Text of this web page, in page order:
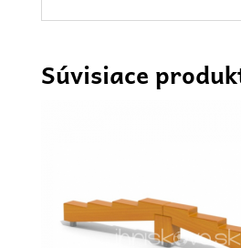
Súvisiace